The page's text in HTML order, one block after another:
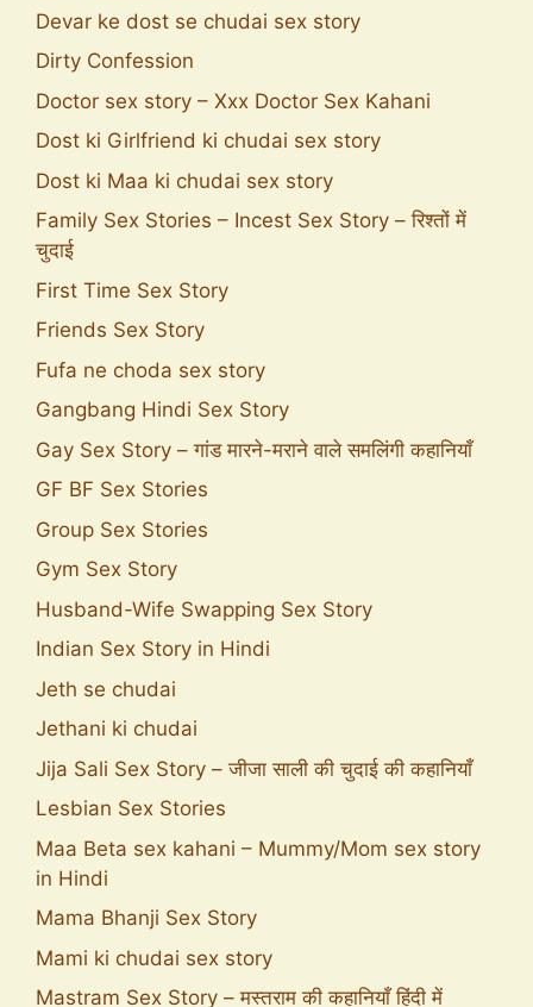
Devar ke dost se chudai sex story
Dirty Confession
Doctor sex story – Xxx Doctor Sex Kahani
Dost ki Girlfriend ki chudai sex story
Dost ki Maa ki chudai sex story
Family Sex Stories – Incest Sex Story – रिश्तों में
चुदाई
First Time Sex Story
Friends Sex Story
Fufa ne choda sex story
Gangbang Hindi Sex Story
Gay Sex Story – गांड मारने-मराने वाले समलिंगी कहानियाँ
GF BF Sex Stories
Group Sex Stories
Gym Sex Story
Husband-Wife Swapping Sex Story
Indian Sex Story in Hindi
Jeth se chudai
Jethani ki chudai
Jija Sali Sex Story – जीजा साली की चुदाई की कहानियाँ
Lesbian Sex Stories
Maa Beta sex kahani – Mummy/Mom sex story
in Hindi
Mama Bhanji Sex Story
Mami ki chudai sex story
Mastram Sex Story – मस्तराम की कहानियाँ हिंदी में